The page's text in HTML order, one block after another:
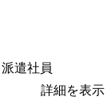
遣社員
詳細を表示